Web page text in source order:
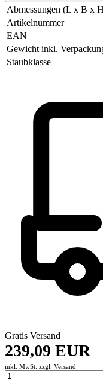
Abmessungen (L x B x
Artikelnummer
EAN
Gewicht inkl.
Staubklasse
Gratis Versand
239,09 EUR
inkl. MwSt. zzgl. Versand